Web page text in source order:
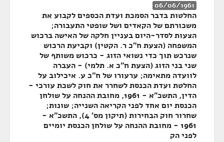
06/06/1961
החלטות בדבר הסמכת ועדת הכספים לקבוע את
משכורתם של הקאדים ושל שופטי התעבורה;
הצעות לסדר-היום בעניין חלקה של האישה ברכוש
המשפחה (הצעת ח"כ ר. הקטין) וקביעת הרכוש
שנרכש תוך כדי נשואי הזוג - כרכוש משותף של
שני בני הזוג (הצעת ח"כ א. תלמי) - העברה
לוועדה מתאימה; ערעורו של ח"כ ע. איכילוב על
החלטת ועדת הכנסת לשחרר את חוק לשכת עורכי -
הדין, התשכ"א - 1961, מחובת ההנחה על שולחן
הכנסת יום אחד לפני הקריאה השנייה; שונות;
שחרור חוק הבחירות (תיקון מס' 4), התשכ"א -
1961 - מחובת ההנחה על שולחן הכנסת יומיים
לפני הק